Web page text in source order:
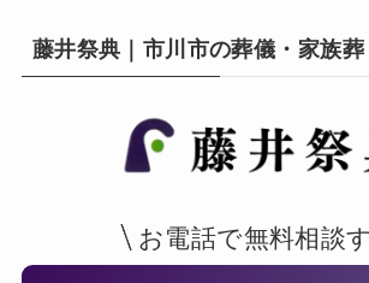
藤井祭典｜市川市の葬儀・家族葬
お電話で無料相談